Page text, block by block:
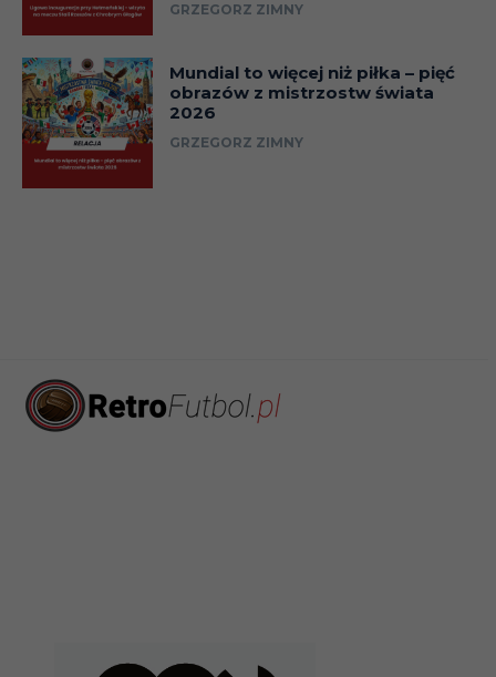
GRZEGORZ ZIMNY
Mundial to więcej niż piłka – pięć
obrazów z mistrzostw świata
2026
GRZEGORZ ZIMNY